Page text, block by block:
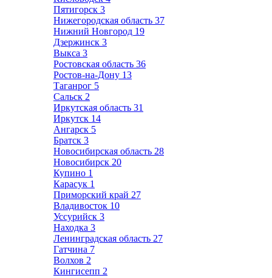
Пятигорск 3
Нижегородская область 37
Нижний Новгород 19
Дзержинск 3
Выкса 3
Ростовская область 36
Ростов-на-Дону 13
Таганрог 5
Сальск 2
Иркутская область 31
Иркутск 14
Ангарск 5
Братск 3
Новосибирская область 28
Новосибирск 20
Купино 1
Карасук 1
Приморский край 27
Владивосток 10
Уссурийск 3
Находка 3
Ленинградская область 27
Гатчина 7
Волхов 2
Кингисепп 2